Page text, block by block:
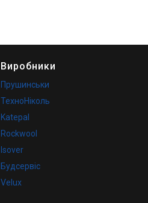
Виробники
Прушинськи
ТехноНіколь
Katepal
Rockwool
Isover
Будсервіс
Velux